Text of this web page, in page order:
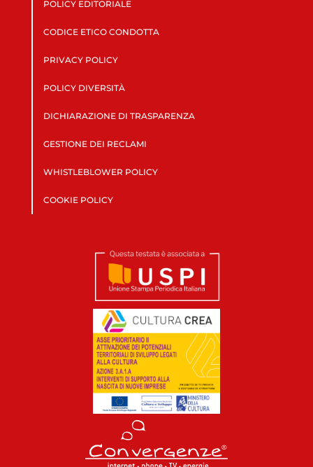
POLICY EDITORIALE
CODICE ETICO CONDOTTA
PRIVACY POLICY
POLICY DIVERSITÀ
DICHIARAZIONE DI TRASPARENZA
GESTIONE DEI RECLAMI
WHISTLEBLOWER POLICY
COOKIE POLICY